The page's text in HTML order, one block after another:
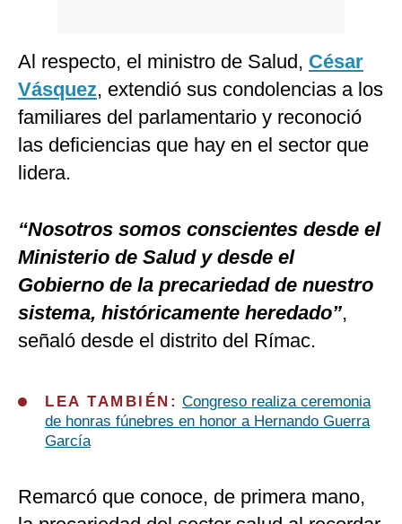
Al respecto, el ministro de Salud, César
Vásquez, extendió sus condolencias a los
familiares del parlamentario y reconoció
las deficiencias que hay en el sector que
lidera.
“Nosotros somos conscientes desde el
Ministerio de Salud y desde el
Gobierno de la precariedad de nuestro
sistema, históricamente heredado”,
señaló desde el distrito del Rímac.
LEA TAMBIÉN: Congreso realiza ceremonia
de honras fúnebres en honor a Hernando Guerra
García
Remarcó que conoce, de primera mano,